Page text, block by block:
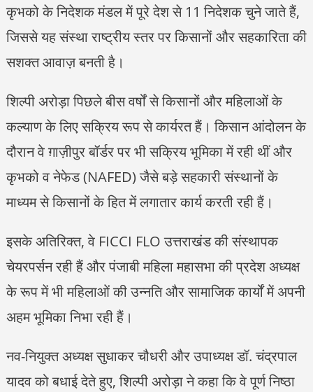
कृभको के निदेशक मंडल में पूरे देश से 11 निदेशक चुने जाते हैं,
जिससे यह संस्था राष्ट्रीय स्तर पर किसानों और सहकारिता की
सशक्त आवाज़ बनती है।
शिल्पी अरोड़ा पिछले बीस वर्षों से किसानों और महिलाओं के
कल्याण के लिए सक्रिय रूप से कार्यरत हैं। किसान आंदोलन के
दौरान वे ग़ाज़ीपुर बॉर्डर पर भी सक्रिय भूमिका में रही थीं और
कृभको व नेफेड (NAFED) जैसे बड़े सहकारी संस्थानों के
माध्यम से किसानों के हित में लगातार कार्य करती रही हैं।
इसके अतिरिक्त, वे FICCI FLO उत्तराखंड की संस्थापक
चेयरपर्सन रही हैं और पंजाबी महिला महासभा की प्रदेश अध्यक्ष
के रूप में भी महिलाओं की उन्नति और सामाजिक कार्यों में अपनी
अहम भूमिका निभा रही हैं।
नव-नियुक्त अध्यक्ष सुधाकर चौधरी और उपाध्यक्ष डॉ. चंद्रपाल
यादव को बधाई देते हुए, शिल्पी अरोड़ा ने कहा कि वे पूर्ण निष्ठा